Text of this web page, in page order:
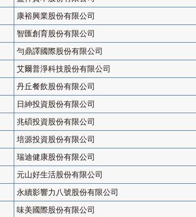
康裕興業股份有限公司
智匯創育股份有限公司
勻鼎譯國際股份有限公司
艾爾普淨科技股份有限公司
丹丘餐飲股份有限公司
日紳投資股份有限公司
兆碩投資股份有限公司
培源投資股份有限公司
瑞迪健康股份有限公司
元山好生活股份有限公司
永續影響力八號股份有限公司
味美國際股份有限公司